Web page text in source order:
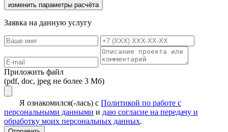
изменить параметры расчёта
Заявка на данную услугу
Приложить файл
(pdf, doc, jpeg не более 3 Мб)
Я ознакомился(-лась) с Политикой по работе с
персональными данными и даю согласие на передачу и
обработку моих персональных данных.